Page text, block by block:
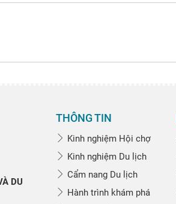
DU
THÔNG TIN
Kinh nghiệm Hội chợ
Kinh nghiệm Du lịch
Cẩm nang Du lịch
Hành trình khám phá